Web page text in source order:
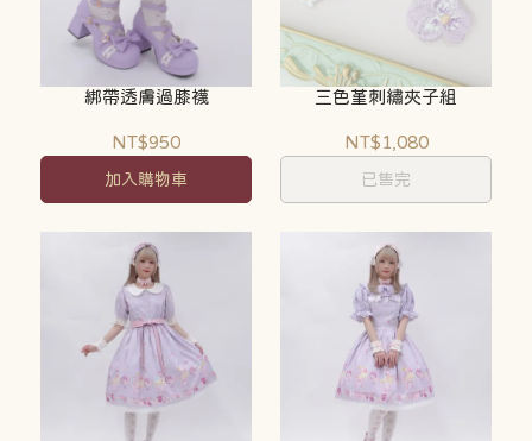
綁帶透膚過膝襪
NT$950
加入購物車
三色堇刺繡夾子組
NT$1,080
已售完